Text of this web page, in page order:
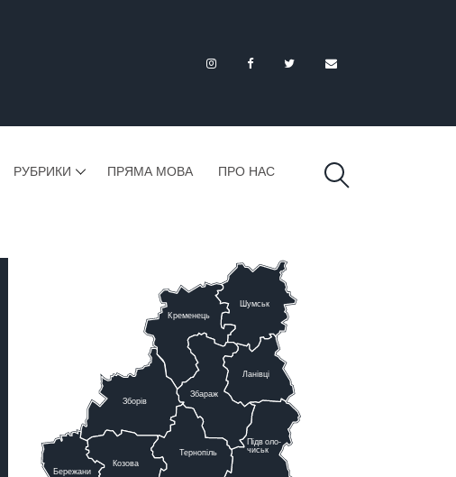
РУБРИКИ ПРЯМА МОВА ПРО НАС
Тернопіль
Підволо-
чиськ
Ланівці
Збараж
Шумськ
Кременець
Козова
Бережани
Зборів